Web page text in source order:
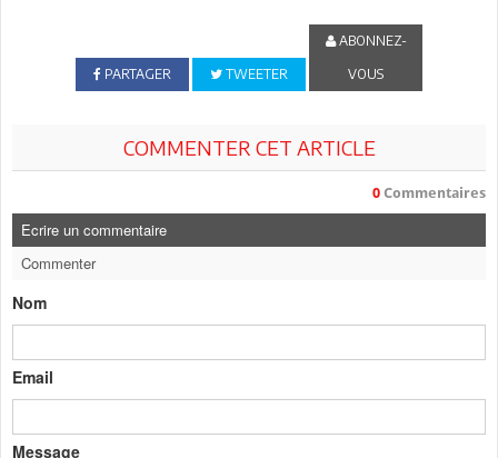
PARTAGER TWEETER
ABONNEZ-
VOUS
COMMENTER CET ARTICLE
0 Commentaires
Ecrire un commentaire
Commenter
Nom
Email
Message